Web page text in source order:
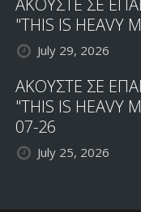
ΑΚΟΥΣΤΕ ΣΕ
"THIS IS HEAVY
July 29, 2026
ΑΚΟΥΣΤΕ ΣΕ
"THIS IS HEAVY
07-26
July 25, 2026